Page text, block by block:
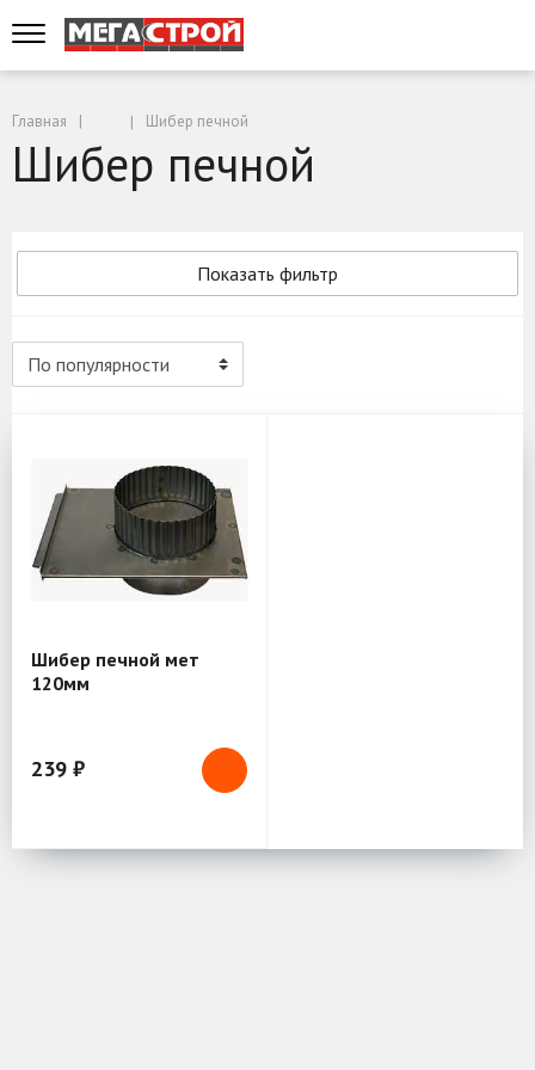
Главная Шибер печной
Шибер печной
Показать фильтр
Шибер печной мет
120мм
239 ₽